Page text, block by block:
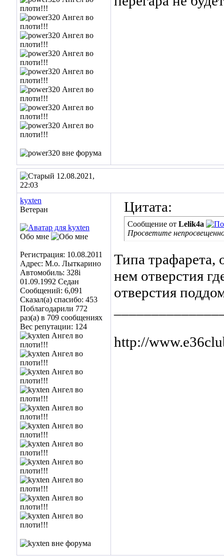
12.08.2021,
22:03
kyxten
Ветеран
Обо мне
Регистрация: 10.08.2011
Адрес: М.о. Лыткарино
Автомобиль: 328i
01.09.1992 Седан
Сообщений: 6,091
Сказал(а) спасибо: 453
Поблагодарили 772
раз(а) в 709 сообщениях
Вес репутации: 124
Цитата:
Сообщение от Lelik4a
Просветите
Типа трафарета,
нем отверстия
отверстия
http://